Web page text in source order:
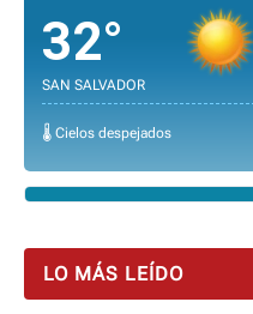
32°
SAN SALVADOR
🌡️ Cielos despejados
LO MÁS LEÍDO